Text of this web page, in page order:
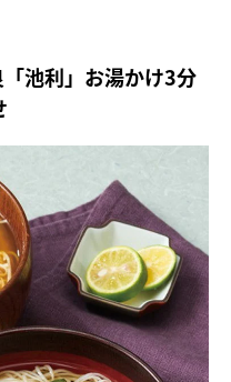
池利」お湯かけ3分